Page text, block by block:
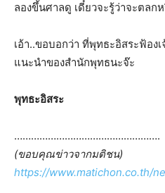
ลองขึ้นศาลดู เดี๋ยวจะรู้ว่าจะตลก
เอ้า..ขอบอกว่า ที่พุทธะอิสระฟ้อง
แนะนำของสำนักพุทธนะจ๊ะ
พุทธะอิสระ
…………………………………………….
(ขอบคุณข่าวจากมติชน)
https://www.matichon.co.th/